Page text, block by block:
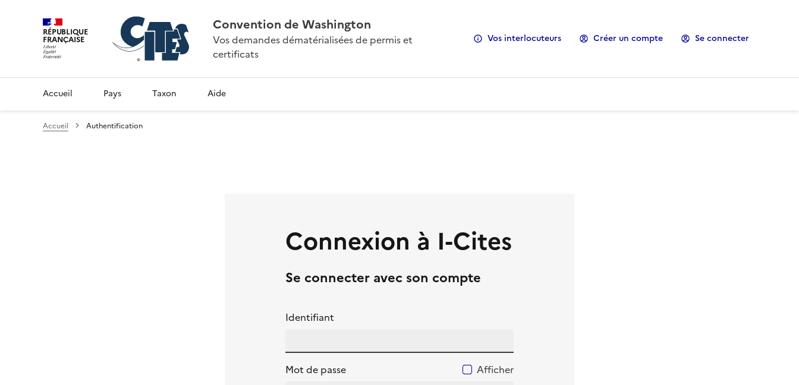
RÉPUBLIQUE
FRANÇAISE
Convention de Washington
Vos demandes dématérialisées de permis et
certificats
Vos interlocuteurs Créer un compte Se connecter
Accueil Pays Taxon Aide
Accueil Authentification
Connexion à I-Cites
Se connecter avec son compte
Identifiant
Mot de passe Afficher